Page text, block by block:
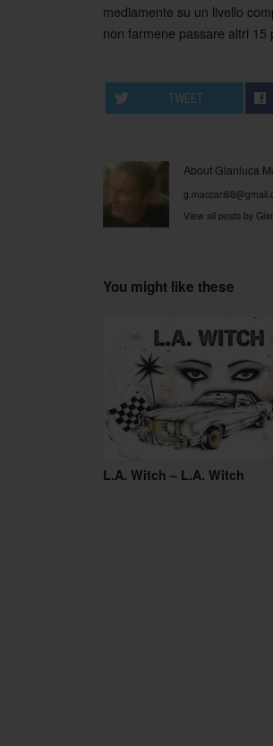
mediamente su un livello
non farmene passare altri 15
TWEET
About Gianluca
View all posts by
You might like these
L.A. Witch – L.A. Witch